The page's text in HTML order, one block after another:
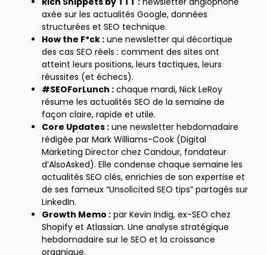
axée sur les actualités Google, données
structurées et SEO technique.
How the F*ck : une newsletter qui décortique
des cas SEO réels : comment des sites ont
atteint leurs positions, leurs tactiques, leurs
réussites (et échecs).
#SEOForLunch : chaque mardi, Nick LeRoy
résume les actualités SEO de la semaine de
façon claire, rapide et utile.
Core Updates : une newsletter hebdomadaire
rédigée par Mark Williams-Cook (Digital
Marketing Director chez Candour, fondateur
d’AlsoAsked). Elle condense chaque semaine les
actualités SEO clés, enrichies de son expertise et
de ses fameux “Unsolicited SEO tips” partagés sur
LinkedIn.
Growth Memo : par Kevin Indig, ex-SEO chez
Shopify et Atlassian. Une analyse stratégique
hebdomadaire sur le SEO et la croissance
organique.